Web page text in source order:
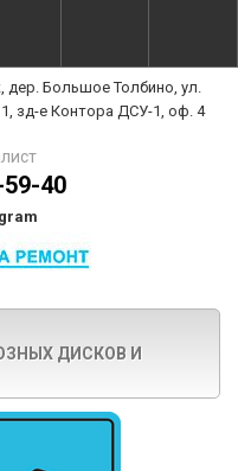
дер. Большое Толбино, ул.
зд-е Контора ДСУ-1, оф. 4
40
ДИСКОВ И